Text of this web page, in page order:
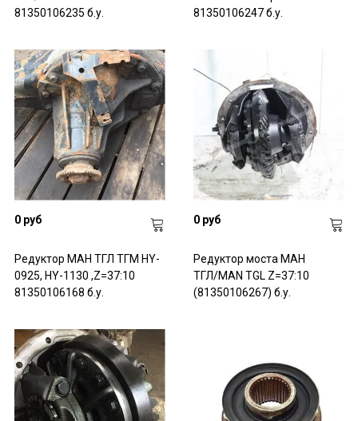
81350106235 б.у.
81350106247 б.у.
0 руб
Редуктор МАН ТГЛ ТГМ HY-
0925, HY-1130 ,Z=37:10
81350106168 б.у.
0 руб
Редуктор моста МАН
ТГЛ/MAN TGL Z=37:10
(81350106267) б.у.